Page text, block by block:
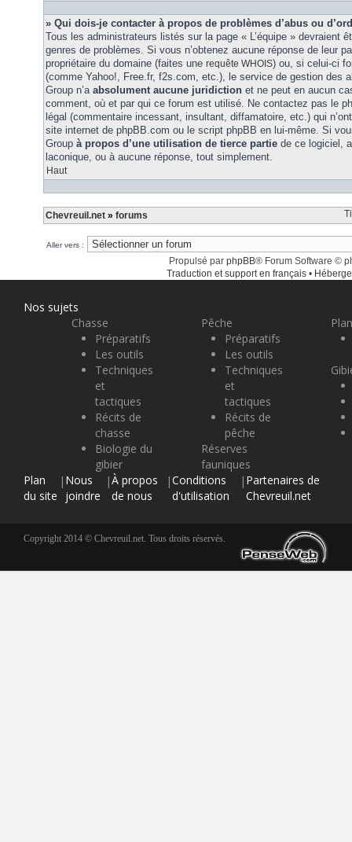
» Qui dois-je contacter à propos de problèmes d’abus ou
Tous les administrateurs listés sur la page « L’équipe » devraient
genres de problèmes. Si vous n’obtenez aucune réponse de leur
propriétaire du domaine (faites une requête WHOIS) ou, si celui-ci
(comme Yahoo!, Free.fr, f2s.com, etc.), le service de gestion des
Group n’a absolument aucune juridiction et ne peut en aucun
comment, où et par qui ce forum est utilisé. Ne contactez pas le
légal (commentaire incessant, insultant, diffamatoire, etc.) qui
site internet de phpBB.com ou le script phpBB en lui-même. Si
Group à propos d’une utilisation de tierce partie de ce logiciel,
laconique, ou à aucune réponse, tout simplement.
Haut
Chevreuil.net » forums
Aller vers :
Propulsé par phpBB® Forum Software ©
Traduction et support en français •
Nos sujets
Chasse
Préparatifs
Les outils
Techniques
et
tactiques
Récits de
chasse
Biologie du
gibier
Pêche
Préparatifs
Les outils
Techniques
et
tactiques
Récits de
pêche
Réserves
fauniques
Plan
du site
| Nous
joindre
|À propos
de nous
|Conditions
d'utilisation
| Partenaires de
Chevreuil.net
Copyright 2014 © Chevreuil.net. Tous droits réservés.